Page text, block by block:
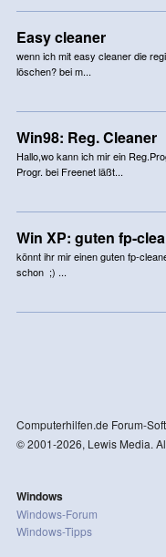
Easy cleaner
wenn ich mit easy cleaner die
löschen? bei m...
Win98: Reg. Cleaner
Hallo,wo kann ich mir ein
Progr. bei Freenet läßt...
Win XP: guten fp-
könnt ihr mir einen guten fp-
schon ;) ...
Computerhilfen.de Forum-
© 2001-2026, Lewis Media.
Windows
Windows-Forum
Windows-Tipps